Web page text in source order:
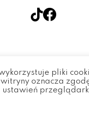
pliki
oznacza
ustawień